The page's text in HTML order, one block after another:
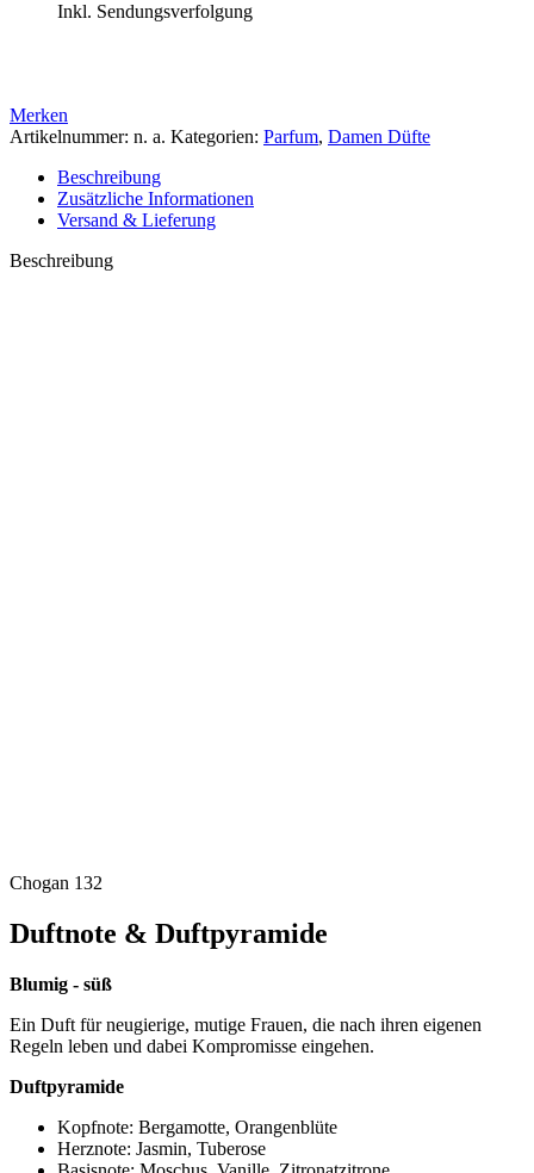
Inkl. Sendungsverfolgung
Merken
Artikelnummer: n. a. Kategorien: Parfum, Damen Düfte
Beschreibung
Zusätzliche Informationen
Versand & Lieferung
Beschreibung
Chogan 132
Duftnote & Duftpyramide
Blumig - süß
Ein Duft für neugierige, mutige Frauen, die nach ihren eigenen
Regeln leben und dabei Kompromisse eingehen.
Duftpyramide
Kopfnote: Bergamotte, Orangenblüte
Herznote: Jasmin, Tuberose